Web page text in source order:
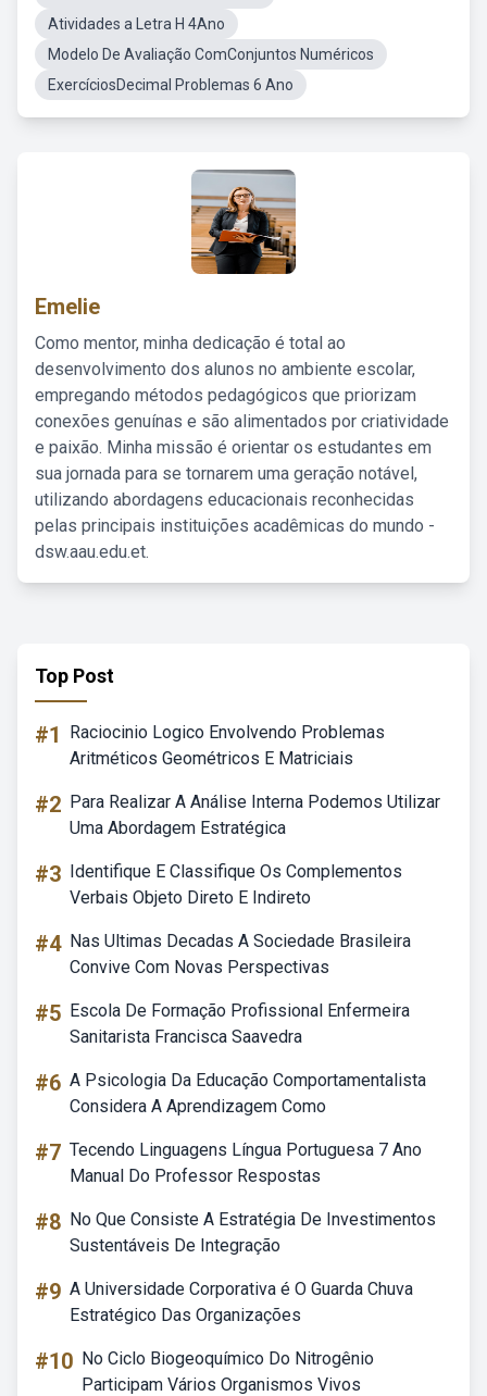
Atividades a Letra H 4Ano
Modelo De Avaliação ComConjuntos Numéricos
ExercíciosDecimal Problemas 6 Ano
Emelie
Como mentor, minha dedicação é total ao
desenvolvimento dos alunos no ambiente escolar,
empregando métodos pedagógicos que priorizam
conexões genuínas e são alimentados por criatividade
e paixão. Minha missão é orientar os estudantes em
sua jornada para se tornarem uma geração notável,
utilizando abordagens educacionais reconhecidas
pelas principais instituições acadêmicas do mundo -
dsw.aau.edu.et.
Top Post
#1
Raciocinio Logico Envolvendo Problemas
Aritméticos Geométricos E Matriciais
#2 Para Realizar A Análise Interna Podemos Utilizar
Uma Abordagem Estratégica
#3 Identifique E Classifique Os Complementos
Verbais Objeto Direto E Indireto
#4 Nas Ultimas Decadas A Sociedade Brasileira
Convive Com Novas Perspectivas
#5 Escola De Formação Profissional Enfermeira
Sanitarista Francisca Saavedra
#6 A Psicologia Da Educação Comportamentalista
Considera A Aprendizagem Como
#7 Tecendo Linguagens Língua Portuguesa 7 Ano
Manual Do Professor Respostas
#8 No Que Consiste A Estratégia De Investimentos
Sustentáveis De Integração
#9 A Universidade Corporativa é O Guarda Chuva
Estratégico Das Organizações
#10 No Ciclo Biogeoquímico Do Nitrogênio
Participam Vários Organismos Vivos